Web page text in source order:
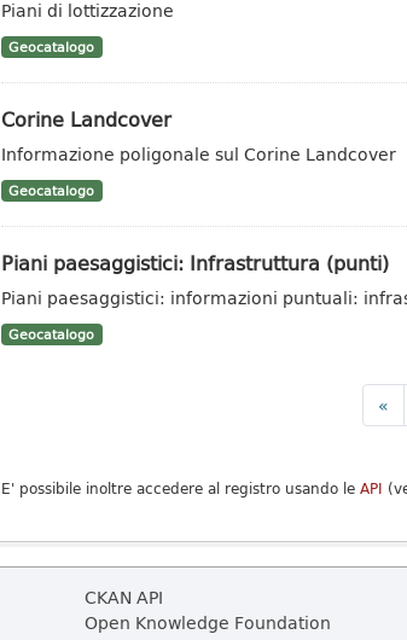
Piani di lottizzazione
Geocatalogo
Corine Landcover
Informazione poligonale sul Corine Landcover
Geocatalogo
Piani paesaggistici: Infrastruttura (punti)
Piani paesaggistici: informazioni puntuali:
Geocatalogo
«
E' possibile inoltre accedere al registro usando le API
CKAN API
Open Knowledge Foundation